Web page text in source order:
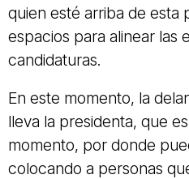
quien esté arriba de esta
espacios para alinear las
candidaturas.
En este momento, la
lleva la presidenta, que
momento, por donde
colocando a personas